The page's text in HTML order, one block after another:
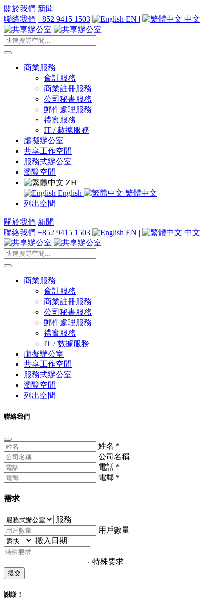
關於我們 新聞
聯絡我們 +852 9415 1503 EN | 中文
商業服務
會計服務
商業註冊服務
公司秘書服務
郵件處理服務
禮賓服務
IT / 數據服務
虛擬辦公室
共享工作空間
服務式辦公室
瀏覽空間
ZH
English
繁體中文
列出空間
關於我們 新聞
聯絡我們 +852 9415 1503 EN | 中文
商業服務
會計服務
商業註冊服務
公司秘書服務
郵件處理服務
禮賓服務
IT / 數據服務
虛擬辦公室
共享工作空間
服務式辦公室
瀏覽空間
列出空間
聯絡我們
姓名 *
公司名稱
電話 *
電郵 *
需求
服務
用戶數量
搬入日期
特殊要求
提交
謝謝！